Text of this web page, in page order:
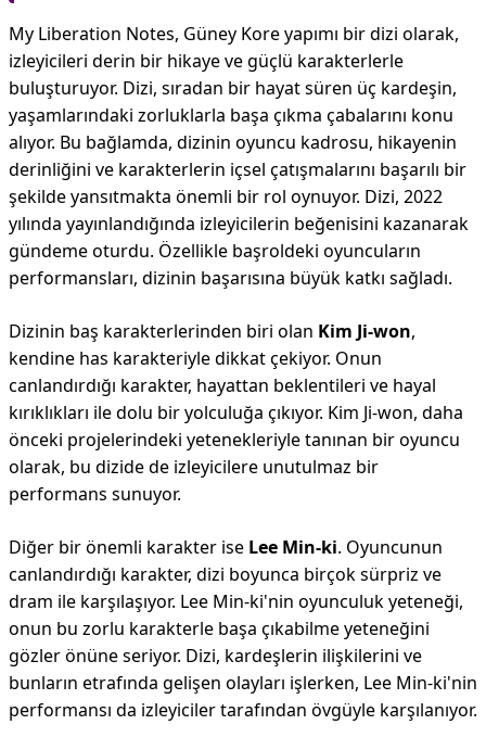
My Liberation Notes, Güney Kore yapımı bir dizi olarak,
izleyicileri derin bir hikaye ve güçlü karakterlerle
buluşturuyor. Dizi, sıradan bir hayat süren üç kardeşin,
yaşamlarındaki zorluklarla başa çıkma çabalarını konu
alıyor. Bu bağlamda, dizinin oyuncu kadrosu, hikayenin
derinliğini ve karakterlerin içsel çatışmalarını başarılı bir
şekilde yansıtmakta önemli bir rol oynuyor. Dizi, 2022
yılında yayınlandığında izleyicilerin beğenisini kazanarak
gündeme oturdu. Özellikle başroldeki oyuncuların
performansları, dizinin başarısına büyük katkı sağladı.
Dizinin baş karakterlerinden biri olan Kim Ji-won,
kendine has karakteriyle dikkat çekiyor. Onun
canlandırdığı karakter, hayattan beklentileri ve hayal
kırıklıkları ile dolu bir yolculuğa çıkıyor. Kim Ji-won, daha
önceki projelerindeki yetenekleriyle tanınan bir oyuncu
olarak, bu dizide de izleyicilere unutulmaz bir
performans sunuyor.
Diğer bir önemli karakter ise Lee Min-ki. Oyuncunun
canlandırdığı karakter, dizi boyunca birçok sürpriz ve
dram ile karşılaşıyor. Lee Min-ki'nin oyunculuk yeteneği,
onun bu zorlu karakterle başa çıkabilme yeteneğini
gözler önüne seriyor. Dizi, kardeşlerin ilişkilerini ve
bunların etrafında gelişen olayları işlerken, Lee Min-ki'nin
performansı da izleyiciler tarafından övgüyle karşılanıyor.